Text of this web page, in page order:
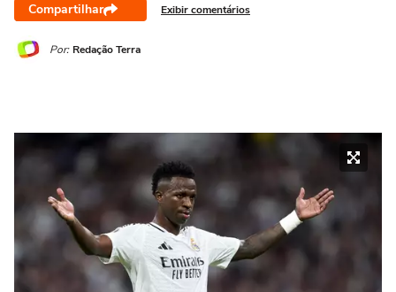
Compartilhar Exibir comentários
Por: Redação Terra